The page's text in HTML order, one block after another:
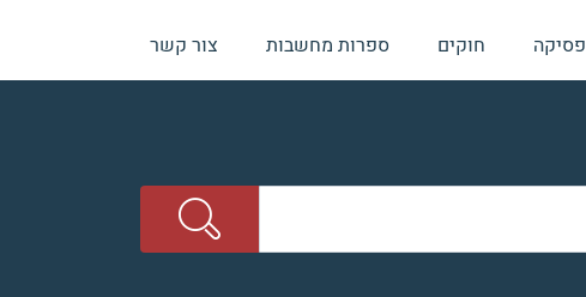
פסיקה חוקים ספרות מחשבות צור קשר